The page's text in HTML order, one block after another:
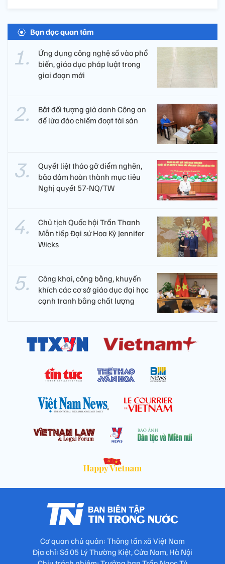
Bạn đọc quan tâm
Ứng dụng công nghệ số vào phổ
biến, giáo dục pháp luật trong
giai đoạn mới
Bắt đối tượng giả danh Công an
để lừa đảo chiếm đoạt tài sản
Quyết liệt tháo gỡ điểm nghẽn,
bảo đảm hoàn thành mục tiêu
Nghị quyết 57-NQ/TW
Chủ tịch Quốc hội Trần Thanh
Mẫn tiếp Đại sứ Hoa Kỳ Jennifer
Wicks
Công khai, công bằng, khuyến
khích các cơ sở giáo dục đại học
cạnh tranh bằng chất lượng​
Cơ quan chủ quản: Thông tấn xã Việt Nam
Địa chỉ: Số 05 Lý Thường Kiệt, Cửa Nam, Hà Nội